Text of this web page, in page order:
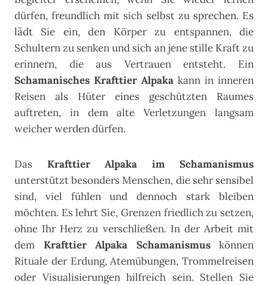
dürfen, freundlich mit sich selbst zu sprechen. Es
lädt Sie ein, den Körper zu entspannen, die
Schultern zu senken und sich an jene stille Kraft zu
erinnern, die aus Vertrauen entsteht. Ein
Schamanisches Krafttier Alpaka kann in inneren
Reisen als Hüter eines geschützten Raumes
auftreten, in dem alte Verletzungen langsam
weicher werden dürfen.
Das Krafttier Alpaka im Schamanismus
unterstützt besonders Menschen, die sehr sensibel
sind, viel fühlen und dennoch stark bleiben
möchten. Es lehrt Sie, Grenzen friedlich zu setzen,
ohne Ihr Herz zu verschließen. In der Arbeit mit
dem Krafttier Alpaka Schamanismuskönnen
Rituale der Erdung, Atemübungen, Trommelreisen
oder Visualisierungen hilfreich sein. Stellen Sie